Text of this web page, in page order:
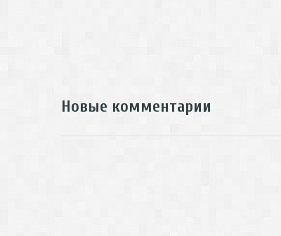
Новые комментарии